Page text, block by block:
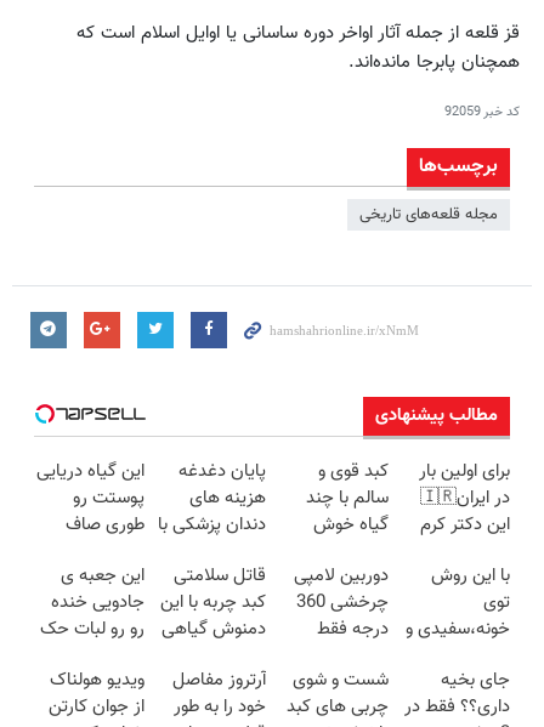
قز قلعه از جمله آثار اواخر دوره ساسانی یا اوایل اسلام است که
همچنان پابرجا مانده‌اند.
کد خبر92059
برچسب‌ها
مجله قلعه‌های تاریخی
مطالب پیشنهادی
برای اولین بار
در ایران🇮🇷
این دکتر کرم
روزه ساخت!
کبد قوی و
سالم با چند
گیاه خوش
پایان دغدغه
هزینه های
دندان پزشکی با
کننده خانگی
این گیاه دریایی
پوستت رو
طوری صاف
20سال جوون
شدی🔥
با این روش
توی
خونه،سفیدی و
برگردون
(40%off)
دوربین لامپی
چرخشی 360
درجه فقط
🔥 پرداخت
درب منزل
قاتل سلامتی
کبد چربه با این
دمنوش گیاهی
این جعبه ی
جادویی خنده
رو رو لبات حک
خرید40%تخفیف
جای بخیه
داری؟؟ فقط در
شست و شوی
چربی های کبد
آرتروز مفاصل
خود را به طور
ویدیو هولناک
از جوان کارتن